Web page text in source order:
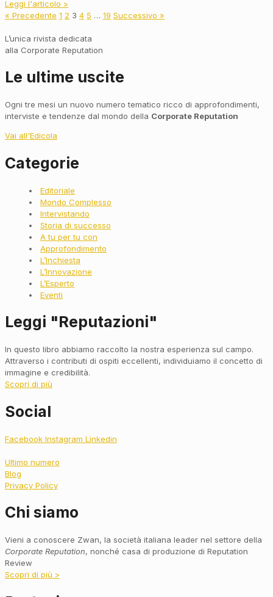
Leggi l'articolo >
« Precedente 1 2 3 4 5 … 19 Successivo »
L’unica rivista dedicata
alla Corporate Reputation
Le ultime uscite
Ogni tre mesi un nuovo numero tematico ricco di approfondimenti,
interviste e tendenze dal mondo della Corporate Reputation
Vai all'Edicola
Categorie
Editoriale
Mondo Complesso
Intervistando
Storia di successo
A tu per tu con
Approfondimento
L’Inchiesta
L’Innovazione
L’Esperto
Eventi
Leggi "Reputazioni"
In questo libro abbiamo raccolto la nostra esperienza sul campo.
Attraverso i contributi di ospiti eccellenti, individuiamo il concetto di
immagine e credibilità.
Scopri di più
Social
Facebook Instagram Linkedin
Ultimo numero
Blog
Privacy Policy
Chi siamo
Vieni a conoscere Zwan, la società italiana leader nel settore della
Corporate Reputation, nonché casa di produzione di Reputation
Review
Scopri di più >